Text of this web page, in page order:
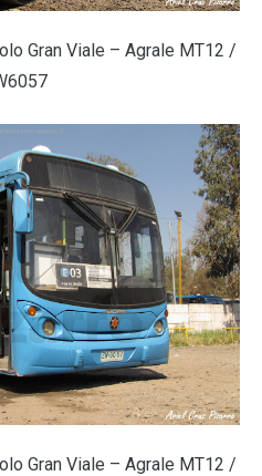
Gran Viale – Agrale MT12 /
Gran Viale – Agrale MT12 /